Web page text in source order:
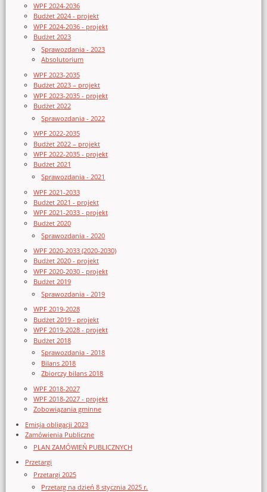
WPF 2024-2036
Budżet 2024 - projekt
WPF 2024-2036 - projekt
Budżet 2023
Sprawozdania - 2023
Absolutorium
WPF 2023-2035
Budżet 2023 – projekt
WPF 2023-2035 - projekt
Budżet 2022
Sprawozdania - 2022
WPF 2022-2035
Budżet 2022 – projekt
WPF 2022-2035 - projekt
Budżet 2021
Sprawozdania - 2021
WPF 2021-2033
Budżet 2021 - projekt
WPF 2021-2033 - projekt
Budżet 2020
Sprawozdania - 2020
WPF 2020-2033 (2020-2030)
Budżet 2020 - projekt
WPF 2020-2030 - projekt
Budżet 2019
Sprawozdania - 2019
WPF 2019-2028
Budżet 2019 - projekt
WPF 2019-2028 - projekt
Budżet 2018
Sprawozdania - 2018
Bilans 2018
Zbiorczy bilans 2018
WPF 2018-2027
WPF 2018-2027 - projekt
Zobowiązania gminne
Emisja obligacji 2023
Zamówienia Publiczne
PLAN ZAMÓWIEŃ PUBLICZNYCH
Przetargi
Przetargi 2025
Przetarg na dzień 8 stycznia 2025 r.